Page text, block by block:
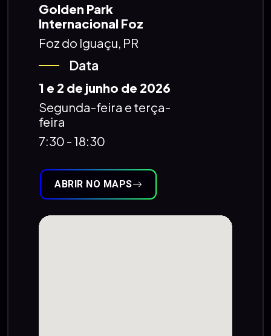
Golden Park
Internacional Foz
Foz do Iguaçu, PR
Data
1 e 2 de junho de 2026
Segunda-feira e terça-
feira
7:30 - 18:30
ABRIR NO MAPS